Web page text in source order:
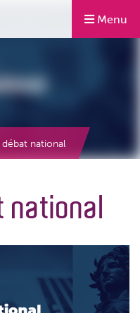
Menu
débat national
national